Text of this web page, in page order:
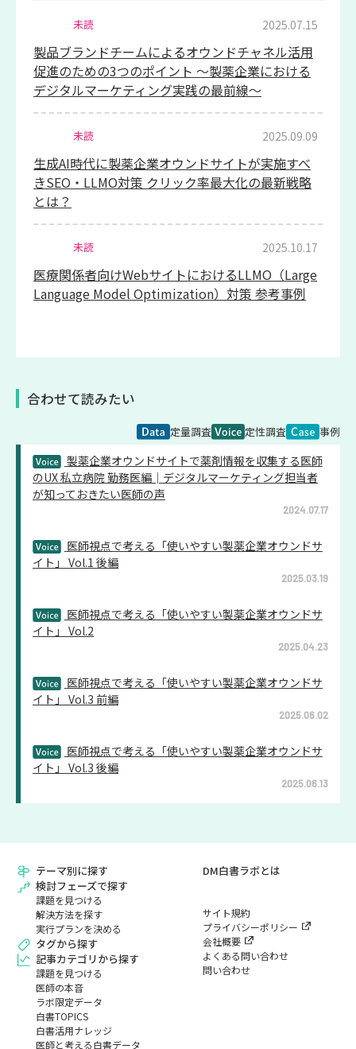
未読
製品ブランドチームによるオウンドチャネル活用
促進のための3つのポイント 〜製薬企業における
デジタルマーケティング実践の最前線〜
2025.07.15
未読
生成AI時代に製薬企業オウンドサイトが実施すべ
きSEO・LLMO対策 クリック率最大化の最新戦略
とは？
2025.09.09
未読
医療関係者向けWebサイトにおけるLLMO（Large
Language Model Optimization）対策 参考事例
2025.10.17
合わせて読みたい
定量調査 定性調査 事例
製薬企業オウンドサイトで薬剤情報を収集する医師
のUX 私立病院 勤務医編│デジタルマーケティング担当者
が知っておきたい医師の声
2024.07.17
医師視点で考える「使いやすい製薬企業オウンドサ
イト」 Vol.1 後編
2025.03.19
医師視点で考える「使いやすい製薬企業オウンドサ
イト」 Vol.2
2025.04.23
医師視点で考える「使いやすい製薬企業オウンドサ
イト」 Vol.3 前編
2025.06.02
医師視点で考える「使いやすい製薬企業オウンドサ
イト」 Vol.3 後編
2025.06.13
テーマ別に探す
検討フェーズで探す
課題を見つける
解決方法を探す
実行プランを決める
タグから探す
記事カテゴリから探す
課題を見つける
医師の本音
ラボ限定データ
白書TOPICS
白書活用ナレッジ
医師と考える白書データ
DM白書ラボとは
サイト規約
プライバシーポリシー
会社概要
よくある問い合わせ
問い合わせ